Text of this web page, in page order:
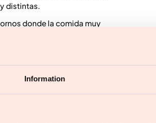
Information
distintas.
donde la comida muy
de peso es mucho más
que el exceso de peso
que el entorno alimentario
perder peso?